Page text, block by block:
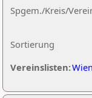
Sortierung
Spgem./Kreis/
Vereinslisten:Wien